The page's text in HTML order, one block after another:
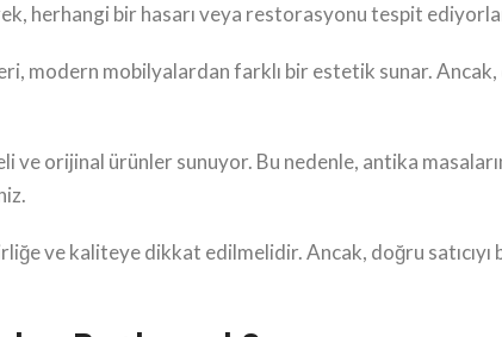
herhangi bir hasarı veya restorasyonu tespit
modern mobilyalardan farklı bir estetik sunar. Ancak,
ve orijinal ürünler sunuyor. Bu nedenle, antika
ve kaliteye dikkat edilmelidir. Ancak, doğru satıcıyı